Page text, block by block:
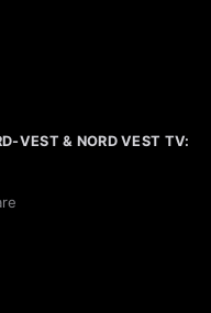
VEST & NORD VEST TV: